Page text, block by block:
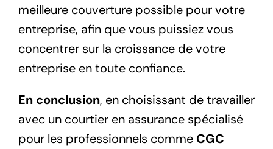
meilleure couverture possible pour votre
entreprise, afin que vous puissiez vous
concentrer sur la croissance de votre
entreprise en toute confiance.
En conclusion, en choisissant de travailler
avec un courtier en assurance spécialisé
pour les professionnels comme CGC